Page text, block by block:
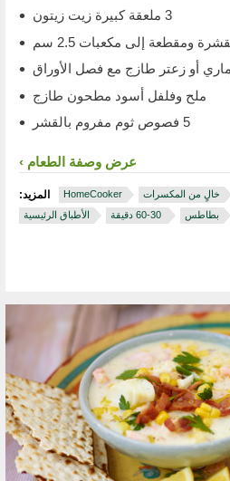
ملح وفلفل أسود مطحون طازج
عرض وصفة الطعام
المزيد: HomeCooker خالٍ من المكسرات
الأطباق الرئيسية
‏ 30‏-60 دقيقة بطاطس